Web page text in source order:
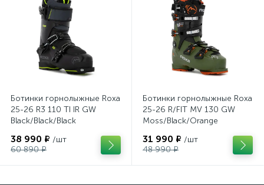
Ботинки горнолыжные Roxa
25-26 R3 110 TI IR GW
Black/Black/Black
38 990 ₽ /шт
60 890 ₽
Ботинки горнолыжные Roxa
25-26 R/FIT MV 130 GW
Moss/Black/Orange
31 990 ₽ /шт
48 990 ₽